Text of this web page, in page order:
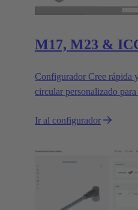
M17, M23 &
Configurador Cree rápida
circular personalizado
Ir al configurador